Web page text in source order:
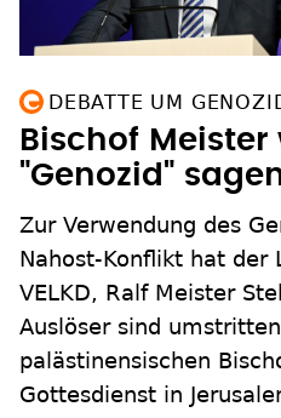
DEBATTE UM
Bischof
"Genozid"
Zur Verwendung des
Nahost-Konflikt hat der
VELKD, Ralf Meister
Auslöser sind
palästinensischen
Gottesdienst in